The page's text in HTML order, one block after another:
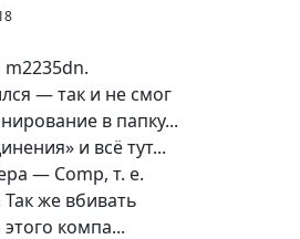
— так и не смог
в папку...
и всё тут...
— Comp, т. е.
же вбивать
компа...